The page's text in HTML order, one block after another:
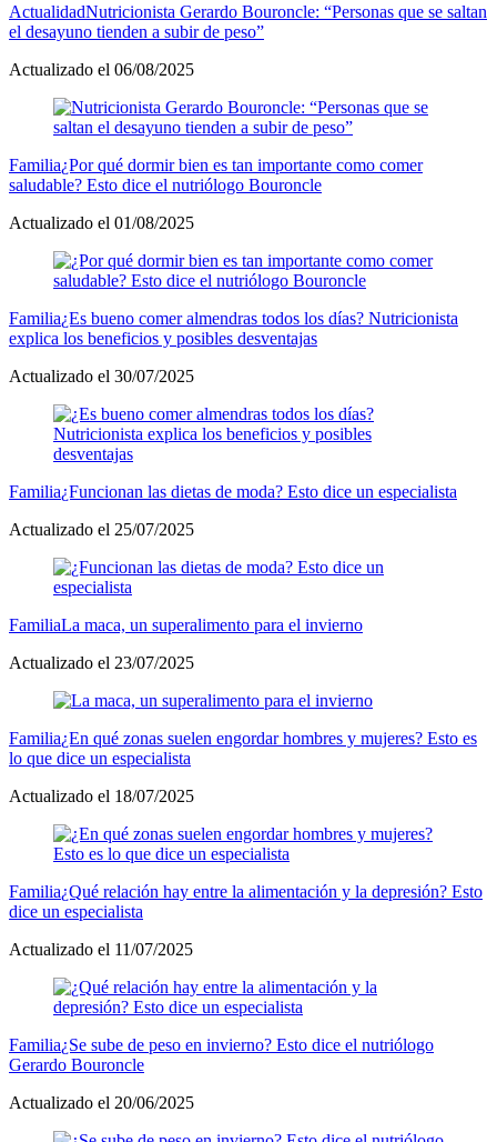
ActualidadNutricionista Gerardo Bouroncle: “Personas que se saltan
el desayuno tienden a subir de peso”
Actualizado el 06/08/2025
Familia¿Por qué dormir bien es tan importante como comer
saludable? Esto dice el nutriólogo Bouroncle
Actualizado el 01/08/2025
Familia¿Es bueno comer almendras todos los días? Nutricionista
explica los beneficios y posibles desventajas
Actualizado el 30/07/2025
Familia¿Funcionan las dietas de moda? Esto dice un especialista
Actualizado el 25/07/2025
FamiliaLa maca, un superalimento para el invierno
Actualizado el 23/07/2025
Familia¿En qué zonas suelen engordar hombres y mujeres? Esto es
lo que dice un especialista
Actualizado el 18/07/2025
Familia¿Qué relación hay entre la alimentación y la depresión? Esto
dice un especialista
Actualizado el 11/07/2025
Familia¿Se sube de peso en invierno? Esto dice el nutriólogo
Gerardo Bouroncle
Actualizado el 20/06/2025